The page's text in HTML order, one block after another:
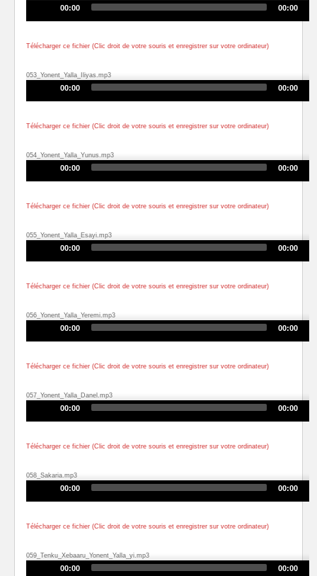
00:00 00:00
Télécharger ce fichier (Clic droit de votre souris et enregistrer sur votre ordinateur)
053_Yonent_Yalla_Iliyas.mp3
00:00 00:00
Télécharger ce fichier (Clic droit de votre souris et enregistrer sur votre ordinateur)
054_Yonent_Yalla_Yunus.mp3
00:00 00:00
Télécharger ce fichier (Clic droit de votre souris et enregistrer sur votre ordinateur)
055_Yonent_Yalla_Esayi.mp3
00:00 00:00
Télécharger ce fichier (Clic droit de votre souris et enregistrer sur votre ordinateur)
056_Yonent_Yalla_Yeremi.mp3
00:00 00:00
Télécharger ce fichier (Clic droit de votre souris et enregistrer sur votre ordinateur)
057_Yonent_Yalla_Danel.mp3
00:00 00:00
Télécharger ce fichier (Clic droit de votre souris et enregistrer sur votre ordinateur)
058_Sakaria.mp3
00:00 00:00
Télécharger ce fichier (Clic droit de votre souris et enregistrer sur votre ordinateur)
059_Tenku_Xebaaru_Yonent_Yalla_yi.mp3
00:00 00:00